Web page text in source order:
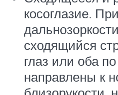
косоглазие.
сходящийся
глаз или оба
направлены к